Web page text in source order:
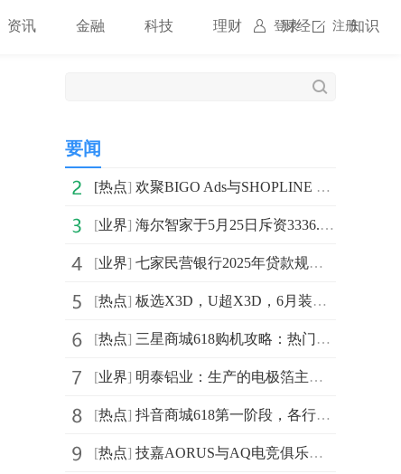
登录 注册
资讯 金融 科技 理财 财经 知识
要闻
[热点] 欢聚BIGO Ads与SHOPLINE Q1增势强劲，集团多元化增长表现亮眼
[业界] 海尔智家于5月25日斥资3336.97万元回购164万股A股-每日精选
[业界] 七家民营银行2025年贷款规模萎缩，转型路在何方？|今日热搜
[热点] 板选X3D，U超X3D，6月装机就看这几款AMD主板
[热点] 三星商城618购机攻略：热门直板、折叠屏旗舰全解析
[业界] 明泰铝业：生产的电极箔主要用于电解电容器，电极箔、集成电路铝基板等产品可应用于5G基站、ai数据中心 即时看
[热点] 抖音商城618第一阶段，各行业高光品牌榜发布！
[热点] 技嘉AORUS与AQ电竞俱乐部续约携手，以专业硬件助力中国电竞再攀高峰